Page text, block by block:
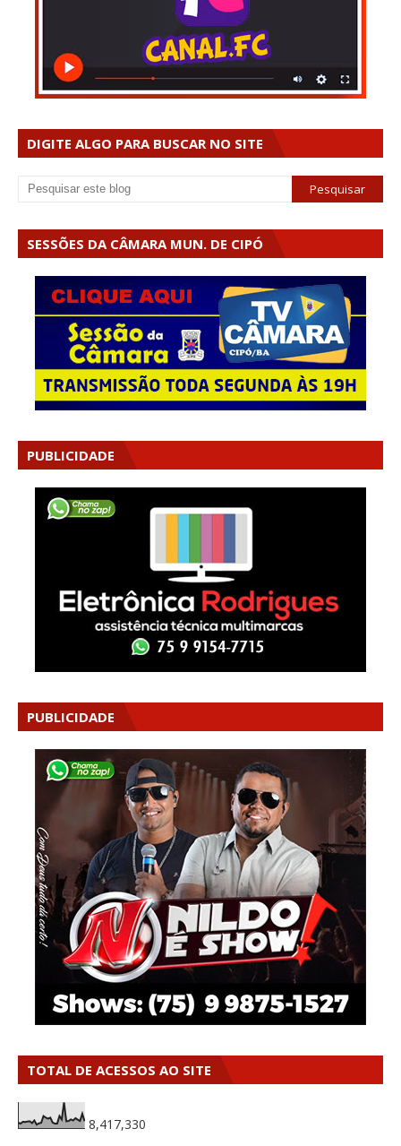
DIGITE ALGO PARA BUSCAR NO SITE
SESSÕES DA CÂMARA MUN. DE CIPÓ
PUBLICIDADE
PUBLICIDADE
TOTAL DE ACESSOS AO SITE
8,417,330